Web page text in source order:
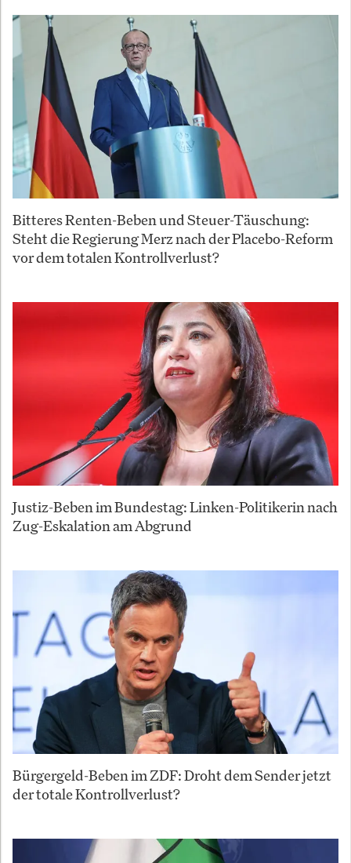
Bitteres Renten-Beben und Steuer-Täuschung:
Steht die Regierung Merz nach der Placebo-Reform
vor dem totalen Kontrollverlust?
Justiz-Beben im Bundestag: Linken-Politikerin nach
Zug-Eskalation am Abgrund
Bürgergeld-Beben im ZDF: Droht dem Sender jetzt
der totale Kontrollverlust?